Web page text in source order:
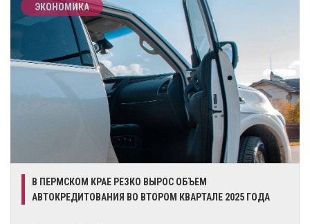
ЭКОНОМИКА
В ПЕРМСКОМ КРАЕ РЕЗКО ВЫРОС ОБЪЕМ
АВТОКРЕДИТОВАНИЯ ВО ВТОРОМ КВАРТАЛЕ 2025 ГОДА